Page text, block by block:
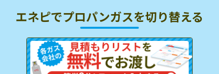
エネピでプロパンガスを切り替える